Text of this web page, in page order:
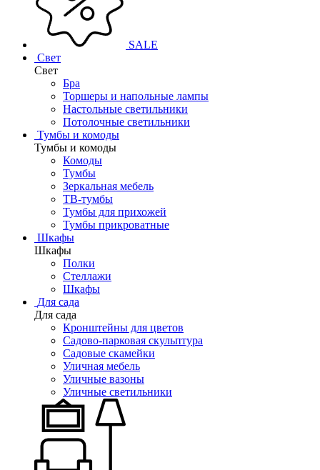
SALE
Свет
Свет
Бра
Торшеры и напольные лампы
Настольные светильники
Потолочные светильники
Тумбы и комоды
Тумбы и комоды
Комоды
Тумбы
Зеркальная мебель
ТВ-тумбы
Тумбы для прихожей
Тумбы прикроватные
Шкафы
Шкафы
Полки
Стеллажи
Шкафы
Для сада
Для сада
Кронштейны для цветов
Садово-парковая скульптура
Садовые скамейки
Уличная мебель
Уличные вазоны
Уличные светильники